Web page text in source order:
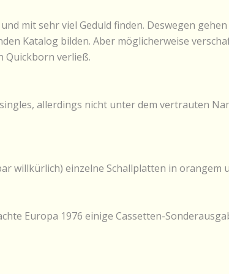
mit sehr viel Geduld finden. Deswegen
Katalog bilden. Aber möglicherweise
Quickborn verließ.
allerdings nicht unter dem vertrauten
willkürlich) einzelne Schallplatten in orangem
Europa 1976 einige Cassetten-